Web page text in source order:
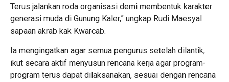
Terus jalankan roda organisasi demi membentuk karakter
generasi muda di Gunung Kaler,” ungkap Rudi Maesyal
sapaan akrab kak Kwarcab.
Ia mengingatkan agar semua pengurus setelah dilantik,
ikut secara aktif menyusun rencana kerja agar program-
program terus dapat dilaksanakan, sesuai dengan rencana